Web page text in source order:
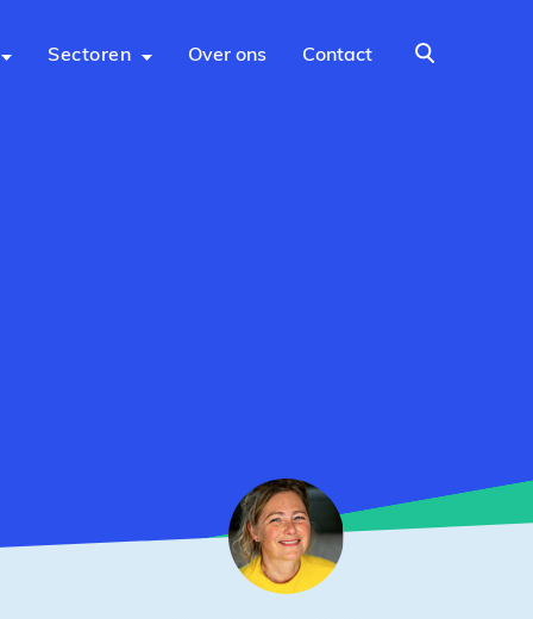
Sectoren Over ons Contact Zoeken